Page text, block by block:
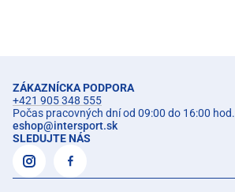
ZÁKAZNÍCKA PODPORA
+421 905 348 555
Počas pracovných dní od 09:00 do 16:00 hod.
eshop@intersport.sk
SLEDUJTE NÁS